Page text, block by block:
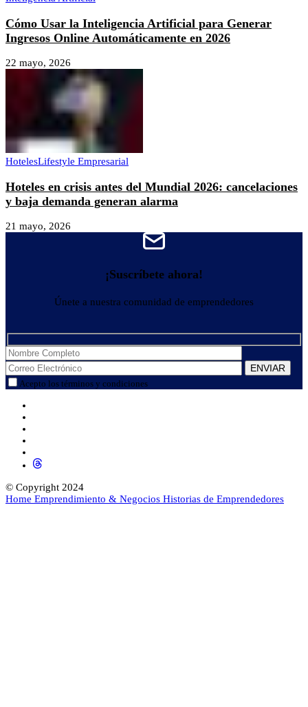
Cómo Usar la Inteligencia Artificial para Generar
Ingresos Online Automáticamente en 2026
22 mayo, 2026
HotelesLifestyle Empresarial
Hoteles en crisis antes del Mundial 2026: cancelaciones
y baja demanda generan alarma
21 mayo, 2026
¡Suscríbete ahora!
Únete a nuestra comunidad de emprendedores
Acepto los términos y condiciones
© Copyright 2024
Home Emprendimiento & Negocios Historias de Emprendedores